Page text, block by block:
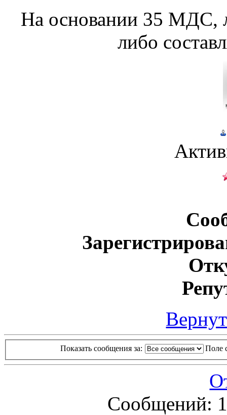
На основании 35 МДС,
либо
Показать сообщения за: Поле
Сообщений: